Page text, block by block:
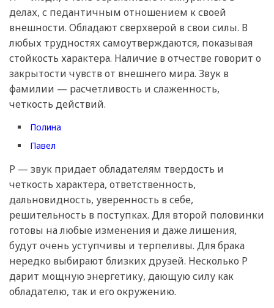
делах, с педантичным отношением к своей
внешности. Обладают сверхверой в свои силы. В
любых трудностях самоутверждаются, показывая
стойкость характера. Наличие в отчестве говорит о
закрытости чувств от внешнего мира. Звук в
фамилии — расчетливость и слаженность,
четкость действий.
Полина
Павел
Р — звук придает обладателям твердость и
четкость характера, ответственность,
дальновидность, уверенность в себе,
решительность в поступках. Для второй половинки
готовы на любые изменения и даже лишения,
будут очень уступчивы и терпеливы. Для брака
нередко выбирают близких друзей. Несколько Р
дарит мощную энергетику, дающую силу как
обладателю, так и его окружению.